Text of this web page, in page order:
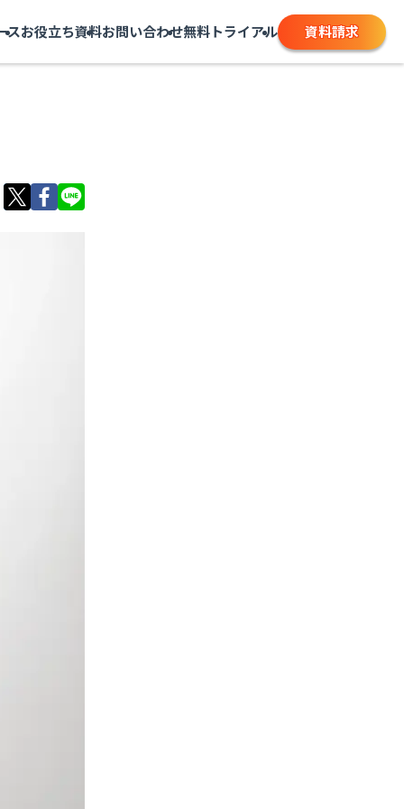
スお役立ち資料お問い合わせ無料トライアル 資料請求